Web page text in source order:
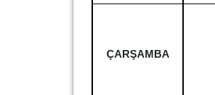
ÇARŞAMBA